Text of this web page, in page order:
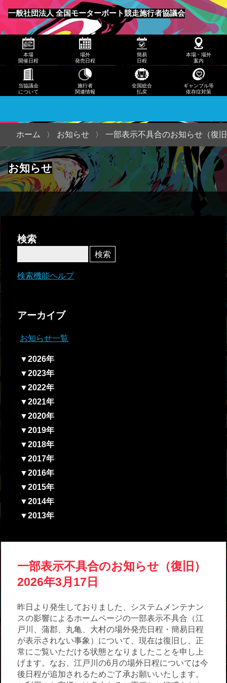
一般社団法人 全国モーターボート競走施行者協議会
メニュー
発売
日程
日程
本
場・
案内
当協
議会
につ
いて
本場
開催日程
場外
発売日程
簡易
日程
本場・場外
案内
当協議会
について
施行者
関連情報
全国総合
払戻
ギャンブル等
依存症対策
お知らせ
ホーム お知らせ 一部表示不具合のお知らせ（復
検索
検索機能ヘルプ
アーカイブ
お知らせ一覧
▼2026年
▼2023年
▼2022年
▼2021年
▼2020年
▼2019年
▼2018年
▼2017年
▼2016年
▼2015年
▼2014年
▼2013年
一部表示不具合のお知らせ（復旧）
2026年3月17日
昨日より発生しておりました、システムメンテナン
スの影響によるホームページの一部表示不具合（江
戸川、蒲郡、丸亀、大村の場外発売日程・簡易日程
が表示されない事象）について、現在は復旧し、正
常にご覧いただける状態となりましたことを申し上
げます。なお、江戸川の6月の場外日程については今
後日程が追加されるためご了承お願いいたします。